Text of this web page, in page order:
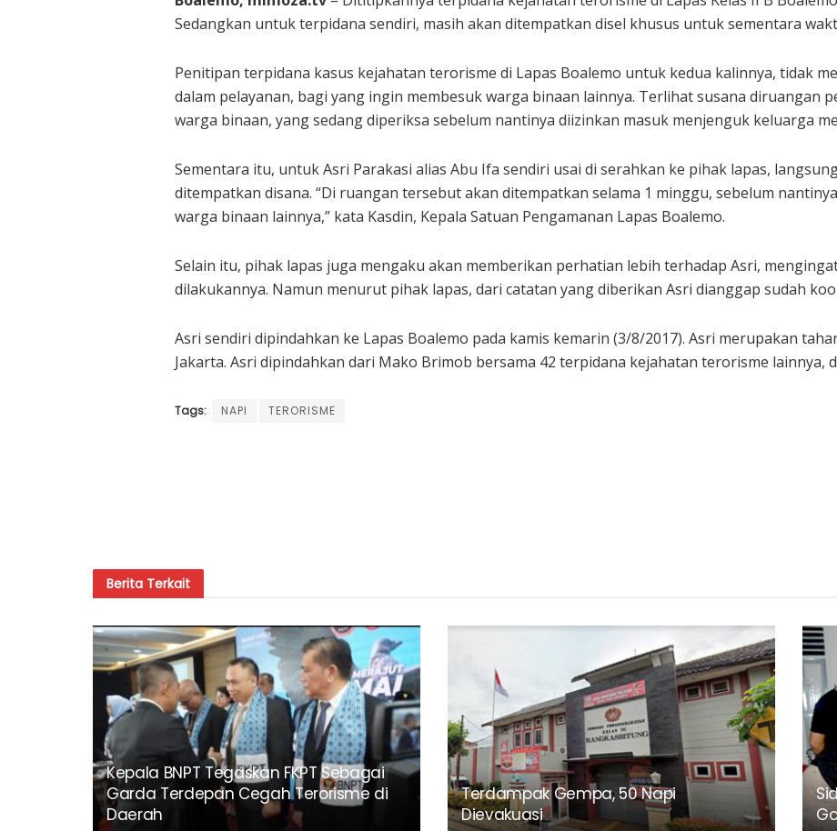
Sedangkan untuk terpidana sendiri, masih akan ditempatkan disel khusus untuk sementara
Penitipan terpidana kasus kejahatan terorisme di Lapas Boalemo untuk kedua kalinnya, tidak
dalam pelayanan, bagi yang ingin membesuk warga binaan lainnya. Terlihat susana diruangan
warga binaan, yang sedang diperiksa sebelum nantinya diizinkan masuk menjenguk keluarga
Sementara itu, untuk Asri Parakasi alias Abu Ifa sendiri usai di serahkan ke pihak lapas,
ditempatkan disana. “Di ruangan tersebut akan ditempatkan selama 1 minggu, sebelum
warga binaan lainnya,” kata Kasdin, Kepala Satuan Pengamanan Lapas Boalemo.
Selain itu, pihak lapas juga mengaku akan memberikan perhatian lebih terhadap Asri,
dilakukannya. Namun menurut pihak lapas, dari catatan yang diberikan Asri dianggap sudah
Asri sendiri dipindahkan ke Lapas Boalemo pada kamis kemarin (3/8/2017). Asri merupakan
Jakarta. Asri dipindahkan dari Mako Brimob bersama 42 terpidana kejahatan terorisme lainnya,
Tags: NAPI TERORISME
Berita Terkait
Kepala BNPT Tegaskan FKPT Sebagai
Garda Terdepan Cegah Terorisme di
Daerah
Terdampak Gempa, 50 Napi
Dievakuasi